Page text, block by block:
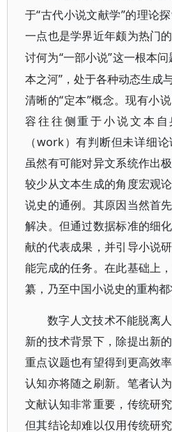
于“古代小说文献学”的理论
一点也是学界近年颇为热门
讨何为“一部小说”这一根本
本之河”，处于各种动态生成
清晰的“定本”概念。现有小
容往往侧重于小说文本
（work）有判断但未详细
虽然有可能对异文系统作出
较少从文本生成的角度宏观
说史的通例。其原因当然首
解决。但通过数据标准的细
献的代表成果，并引导小说
能完成的任务。在此基础上
纂，乃至中国小说史的重构都
数字人文技术不能脱离
新的技术背景下，除提出新
重点议题也有望得到更高效
认知亦将随之刷新。笔者认
文献认知非常重要，传统研
但其结论却难以仅用传统研